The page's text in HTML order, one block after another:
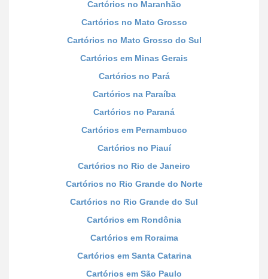
Cartórios no Maranhão
Cartórios no Mato Grosso
Cartórios no Mato Grosso do Sul
Cartórios em Minas Gerais
Cartórios no Pará
Cartórios na Paraíba
Cartórios no Paraná
Cartórios em Pernambuco
Cartórios no Piauí
Cartórios no Rio de Janeiro
Cartórios no Rio Grande do Norte
Cartórios no Rio Grande do Sul
Cartórios em Rondônia
Cartórios em Roraima
Cartórios em Santa Catarina
Cartórios em São Paulo